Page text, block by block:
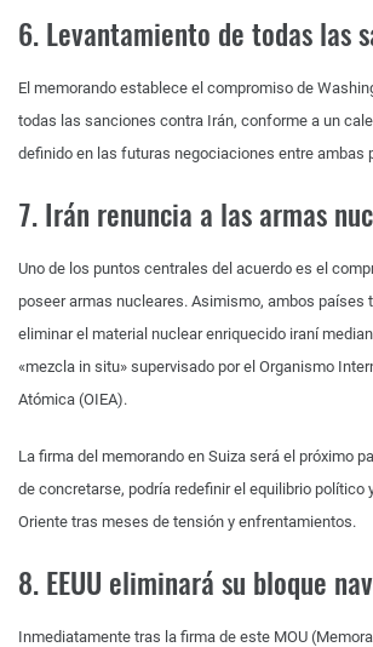
6. Levantamiento de todas las
El memorando establece el compromiso de
todas las sanciones contra Irán, conforme a un
definido en las futuras negociaciones entre ambas
7. Irán renuncia a las armas
Uno de los puntos centrales del acuerdo es el
poseer armas nucleares. Asimismo, ambos países
eliminar el material nuclear enriquecido iraní
«mezcla in situ» supervisado por el Organismo
Atómica (OIEA).
La firma del memorando en Suiza será el próximo
de concretarse, podría redefinir el equilibrio político
Oriente tras meses de tensión y enfrentamientos.
8. EEUU eliminará su bloque
Inmediatamente tras la firma de este MOU